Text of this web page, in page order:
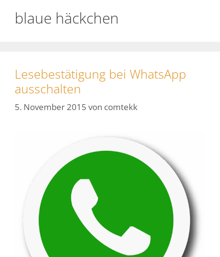
blaue häckchen
Lesebestätigung bei WhatsApp
ausschalten
5. November 2015 von comtekk